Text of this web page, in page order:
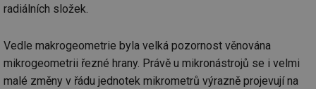
radiálních složek.
Vedle makrogeometrie byla velká pozornost věnována
mikrogeometrii řezné hrany. Právě u mikronástrojů se i velmi
malé změny v řádu jednotek mikrometrů výrazně projevují na